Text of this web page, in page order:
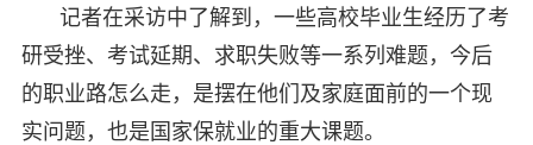
记者在采访中了解到，一些高校毕业生经历了考
研受挫、考试延期、求职失败等一系列难题，今后
的职业路怎么走，是摆在他们及家庭面前的一个现
实问题，也是国家保就业的重大课题。